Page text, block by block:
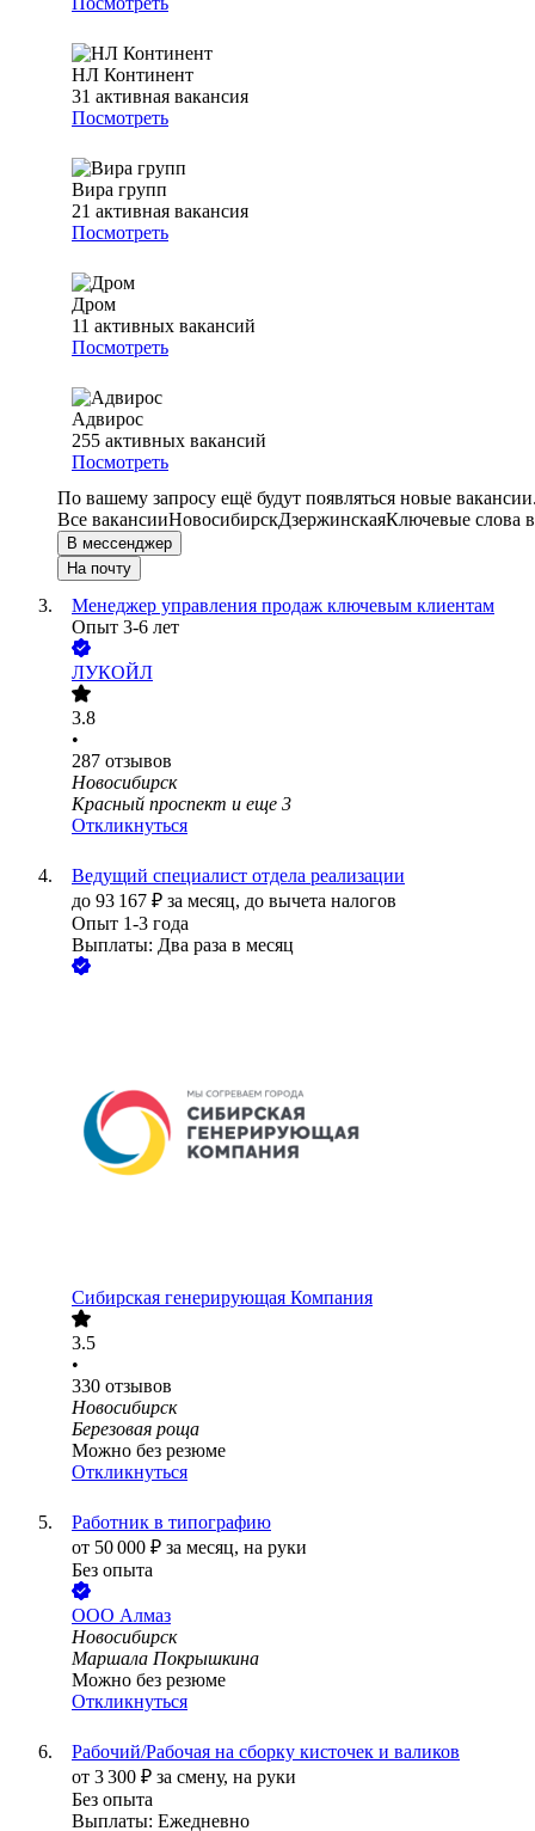
НЛ Континент
31 активная вакансия
Посмотреть
Вира групп
21 активная вакансия
Посмотреть
Дром
11 активных вакансий
Посмотреть
Адвирос
255 активных вакансий
Посмотреть
По вашему запросу ещё будут появляться новые
Все вакансииНовосибирскДзержинскаяКлючевые слова
В мессенджер
На почту
Менеджер управления продаж ключевым клиентам
Опыт 3-6 лет
ЛУКОЙЛ
3.8
•
287 отзывов
Новосибирск
Красный проспект и еще 3
Откликнуться
Ведущий специалист отдела реализации
до 93 167 ₽ за месяц, до вычета налогов
Опыт 1-3 года
Выплаты: Два раза в месяц
Сибирская генерирующая Компания
3.5
•
330 отзывов
Новосибирск
Березовая роща
Можно без резюме
Откликнуться
Работник в типографию
от 50 000 ₽ за месяц, на руки
Без опыта
ООО Алмаз
Новосибирск
Маршала Покрышкина
Можно без резюме
Откликнуться
Рабочий/Рабочая на сборку кисточек и валиков
от 3 300 ₽ за смену, на руки
Без опыта
Выплаты: Ежедневно